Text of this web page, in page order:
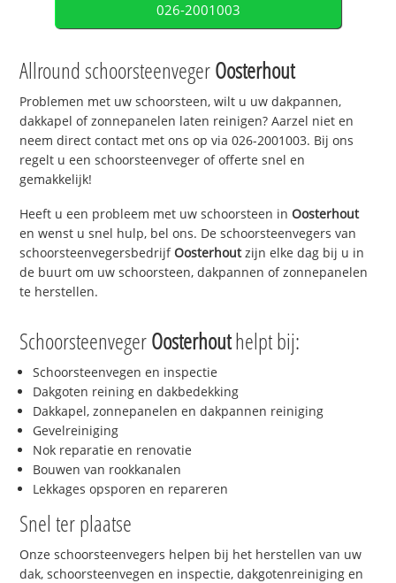
026-2001003
Allround schoorsteenvegerOosterhout
Problemen met uw schoorsteen, wilt u uw dakpannen,
dakkapel of zonnepanelen laten reinigen? Aarzel niet en
neem direct contact met ons op via 026-2001003. Bij ons
regelt u een schoorsteenveger of offerte snel en
gemakkelijk!
Heeft u een probleem met uw schoorsteen inOosterhout
en wenst u snel hulp, bel ons. De schoorsteenvegers van
schoorsteenvegersbedrijfOosterhoutzijn elke dag bij u in
de buurt om uw schoorsteen, dakpannen of zonnepanelen
te herstellen.
SchoorsteenvegerOosterhouthelpt bij:
Schoorsteenvegen en inspectie
Dakgoten reining en dakbedekking
Dakkapel, zonnepanelen en dakpannen reiniging
Gevelreiniging
Nok reparatie en renovatie
Bouwen van rookkanalen
Lekkages opsporen en repareren
Snel ter plaatse
Onze schoorsteenvegers helpen bij het herstellen van uw
dak, schoorsteenvegen en inspectie, dakgotenreiniging en